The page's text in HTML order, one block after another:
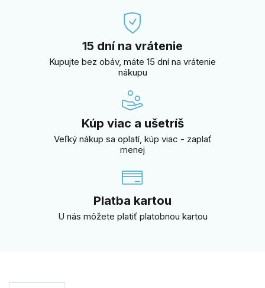
15 dní na vrátenie
Kupujte bez obáv, máte 15 dní na vrátenie
nákupu
Kúp viac a ušetríš
Veľký nákup sa oplatí, kúp viac - zaplať
menej
Platba kartou
U nás môžete platiť platobnou kartou